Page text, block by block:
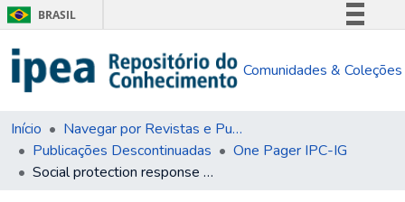
BRASIL
Comunica BR
Legislação
Comunidades & Coleções
Início
Navegar por Revistas e Publicações Seriadas
Publicações Descontinuadas
One Pager IPC-IG
Social protection response to COVID-19 in rural LAC: protection and promotion of employment in the agricultural sector